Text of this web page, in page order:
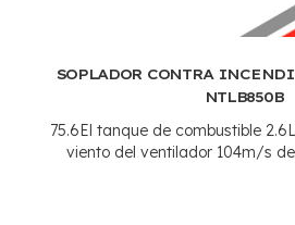
SOPLADOR CONTRA
NTLB850B
75.6El tanque de combustible
viento del ventilador 104m/s